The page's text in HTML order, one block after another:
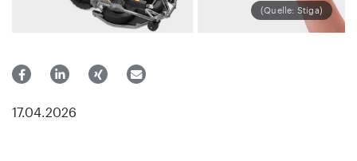
(Quelle: Stiga)
17.04.2026